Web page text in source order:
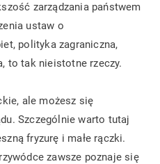
zarządzania państwem
ustaw o
polityka zagraniczna,
to tak nieistotne rzeczy.
ale możesz się
Szczególnie warto tutaj
fryzurę i małe rączki.
zawsze poznaje się